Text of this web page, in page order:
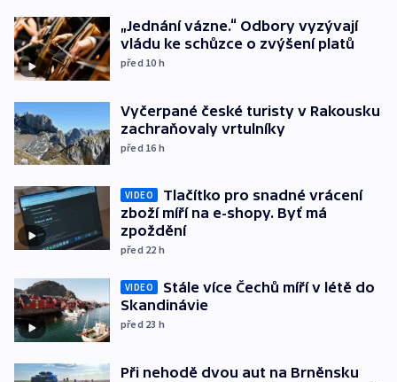
„Jednání vázne.“ Odbory vyzývají
vládu ke schůzce o zvýšení platů
před 10 h
Vyčerpané české turisty v Rakousku
zachraňovaly vrtulníky
před 16 h
VIDEO
Tlačítko pro snadné vrácení
zboží míří na e-shopy. Byť má
zpoždění
před 22 h
VIDEO
Stále více Čechů míří v létě do
Skandinávie
před 23 h
Při nehodě dvou aut na Brněnsku